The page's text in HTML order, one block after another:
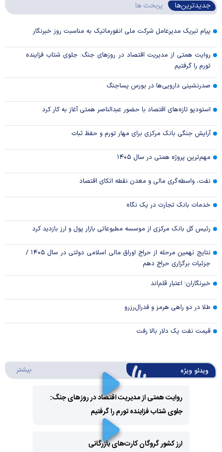
جدیدترین‌ها پربحث ها
پیام تبریک مدیرعامل شرکت ملی انفورماتیک به مناسبت روز خبرنگار
روایت همتی از مدیریت اقتصاد در روزهای جنگ: جلوی شتاب فزاینده
تورم را گرفتیم
صدرنشینی دارویی‌ها در بورس پساجنگ
استودیو تازه‌های اقتصاد با حضور عبدالناصر همتی آغاز به کار کرد
آرایش جنگی بانک مرکزی برای مهار تورم و حفظ ثبات
مهم‌ترین پروژه همتی در سال ۱۴۰۵
نفت، واسطه‌گری مالی و معدن نقطه اتکای اقتصاد
خدمات بانک تجارت در یک نگاه
رئیس کل بانک مرکزی از موسسه مطبوعاتی بازار پول و ارز بازدید کرد
نتایج نهمین مرحله از حراج اوراق مالی اسلامی دولتی در سال ۱۴۰۵ /
جزئیات برگزاری حراج دهم
خبرنگاران؛ اعتبار قلم‌اند
طلا در دو راهی هرمز و فدرال‌رزرو
قیمت نفت یک دلار بالا رفت
ویدئو ویژه بیشتر
Play
Video
روایت همتی از مدیریت اقتصاد در روزهای جنگ:
جلوی شتاب فزاینده تورم را گرفتیم
ارز کشور گروگان کارت‌های بازرگانی